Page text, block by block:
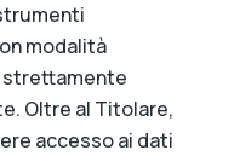
modalità
strettamente
Oltre al Titolare,
accesso ai dati